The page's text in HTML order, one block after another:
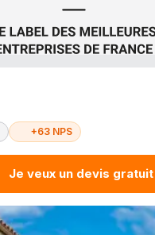
+63 NPS
Je veux un devis gratuit